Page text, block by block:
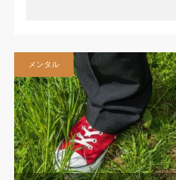
メンタル